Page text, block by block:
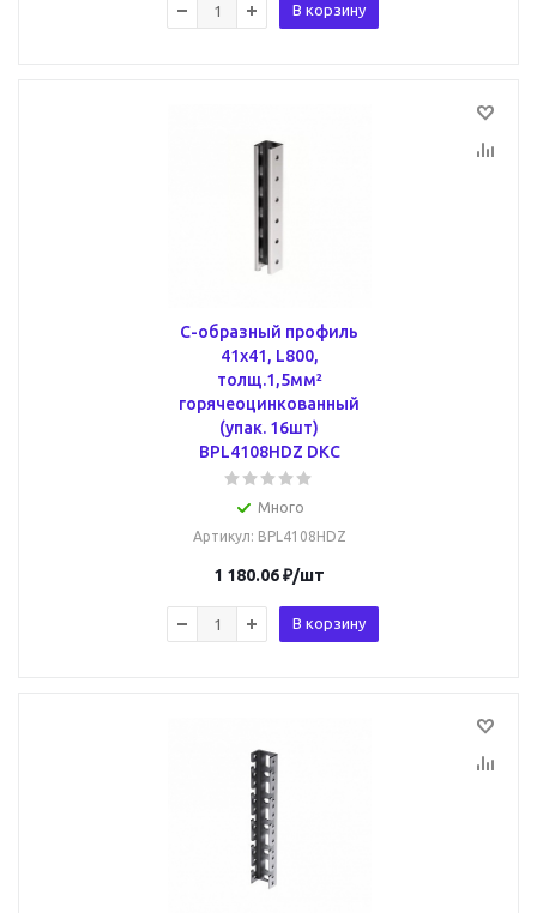
В корзину
С-образный профиль
41х41, L800,
толщ.1,5мм²
горячеоцинкованный
(упак. 16шт)
BPL4108HDZ DKC
Много
Артикул: BPL4108HDZ
1 180.06₽/шт
В корзину